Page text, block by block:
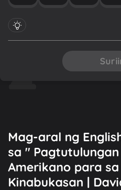
Mag-aral ng
sa "
Amerikano para
Kinabukasan |